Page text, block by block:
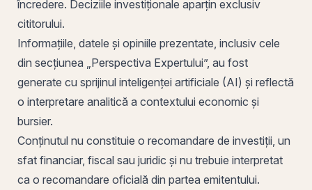
încredere. Deciziile investiționale aparțin exclusiv
cititorului.
Informațiile, datele și opiniile prezentate, inclusiv cele
din secțiunea „Perspectiva Expertului”, au fost
generate cu sprijinul inteligenței artificiale (AI) și reflectă
o interpretare analitică a contextului economic și
bursier.
Conținutul nu constituie o recomandare de investiții, un
sfat financiar, fiscal sau juridic și nu trebuie interpretat
ca o recomandare oficială din partea emitentului.